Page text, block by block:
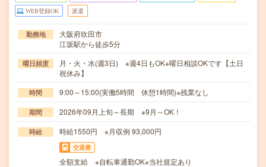
WEB登録OK 派遣
勤務地
大阪府吹田市
江坂駅から徒歩5分
曜日頻度
月・火・水(週3日) ※週4日もOK※曜日相談OKです【土日
祝休み】
時間 9:00～15:00(実働5時間 休憩1時間)※残業なし
期間 2026年09月上旬～長期 ※9月～OK！
時給 時給1550円 ※月収例 93,000円
交通費
全額支給 ※自転車通勤OK※当社規定あり